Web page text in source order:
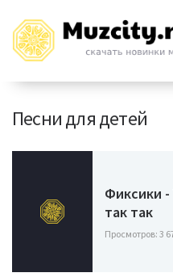
Песни для детей
Фиксики -
так так
Просмотров: 3